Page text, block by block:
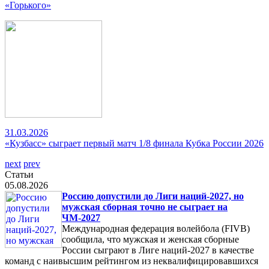
«Горького»
31.03.2026
«Кузбасс» сыграет первый матч 1/8 финала Кубка России 2026
next prev
Статьи
05.08.2026
Россию допустили до Лиги наций-2027, но
мужская сборная точно не сыграет на
ЧМ-2027
Международная федерация волейбола (FIVB)
сообщила, что мужская и женская сборные
России сыграют в Лиге наций-2027 в качестве
команд с наивысшим рейтингом из неквалифицировавшихся